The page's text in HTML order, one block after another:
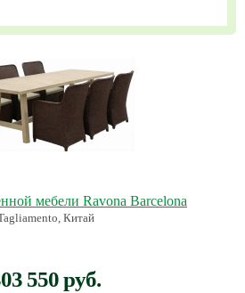
мебели Ravona Barcelona
Китай
550 руб.